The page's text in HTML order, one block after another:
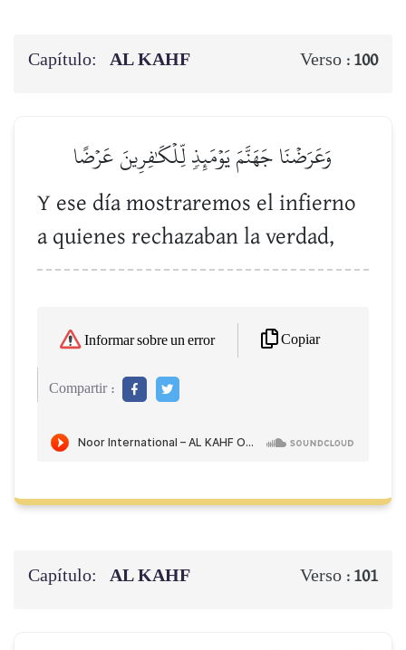
Capítulo: AL KAHF Verso : 100
وَعَرَضۡنَا جَهَنَّمَ يَوۡمَئِذٖ لِّلۡكَٰفِرِينَ عَرۡضًا
Y ese día mostraremos el infierno
a quienes rechazaban la verdad,
Informar sobre un error Copiar
Compartir :
Capítulo: AL KAHF Verso : 101